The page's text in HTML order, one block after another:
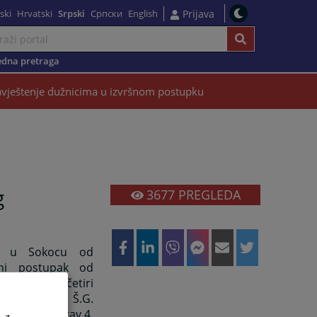
Hrvatski Srpski Српски English Prijava
pretraga
dužnicima u izvršnom postupku
u Sokocu od
postupak od
za četiri
Š.G.
3677PREGLEDA